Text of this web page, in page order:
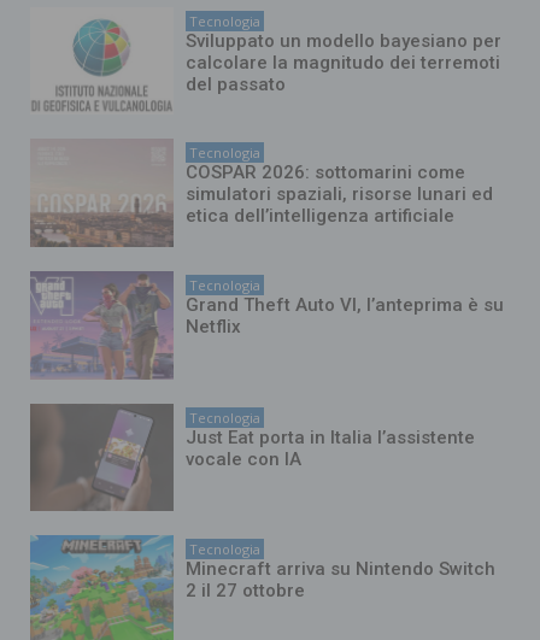
Tecnologia
Sviluppato un modello bayesiano per
calcolare la magnitudo dei terremoti
del passato
Tecnologia
COSPAR 2026: sottomarini come
simulatori spaziali, risorse lunari ed
etica dell’intelligenza artificiale
Tecnologia
Grand Theft Auto VI, l’anteprima è su
Netflix
Tecnologia
Just Eat porta in Italia l’assistente
vocale con IA
Tecnologia
Minecraft arriva su Nintendo Switch
2 il 27 ottobre